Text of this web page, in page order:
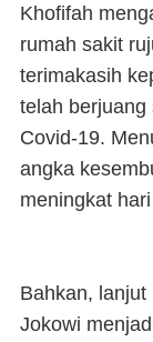
Khofifah
rumah sakit
terimakasih
telah berjuang
Covid-19.
angka
meningkat
Bahkan,
Jokowi